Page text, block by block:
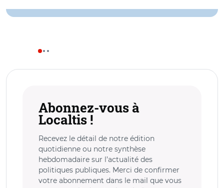
Abonnez-vous à
Localtis !
Recevez le détail de notre édition
quotidienne ou notre synthèse
hebdomadaire sur l’actualité des
politiques publiques. Merci de confirmer
votre abonnement dans le mail que vous